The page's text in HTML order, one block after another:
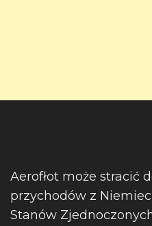
Aerofłot może stracić
przychodów z
Stanów